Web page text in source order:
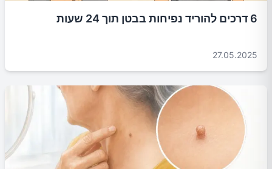
6 דרכים להוריד נפיחות בבטן תוך 24 שעות
27.05.2025